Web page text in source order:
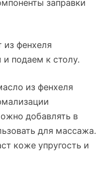
заправки
из фенхеля
подаем к столу.
из фенхеля
добавлять в
для массажа.
коже упругость и